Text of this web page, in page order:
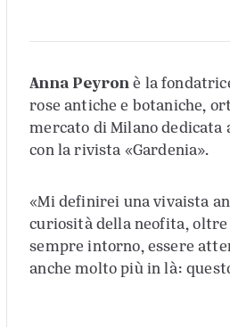
Anna Peyronè la
rose antiche e botaniche,
mercato di Milano dedicata
con la rivista «Gardenia».
«Mi definirei una vivaista
curiosità della neofita, oltre
sempre intorno, essere
anche molto più in là: